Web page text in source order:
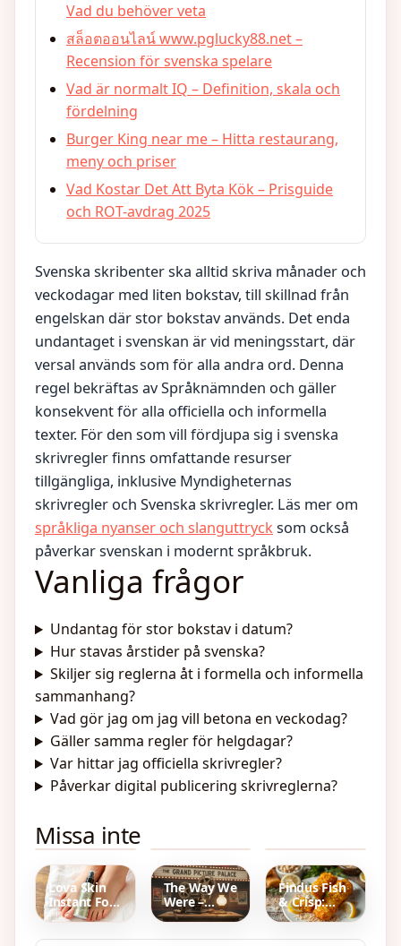
Vad du behöver veta
สล็อตออนไลน์ www.pglucky88.net –
Recension för svenska spelare
Vad är normalt IQ – Definition, skala och
fördelning
Burger King near me – Hitta restaurang,
meny och priser
Vad Kostar Det Att Byta Kök – Prisguide
och ROT-avdrag 2025
Svenska skribenter ska alltid skriva månader och
veckodagar med liten bokstav, till skillnad från
engelskan där stor bokstav används. Det enda
undantaget i svenskan är vid meningsstart, där
versal används som för alla andra ord. Denna
regel bekräftas av Språknämnden och gäller
konsekvent för alla officiella och informella
texter. För den som vill fördjupa sig i svenska
skrivregler finns omfattande resurser
tillgängliga, inklusive Myndigheternas
skrivregler och Svenska skrivregler. Läs mer om
språkliga nyanser och slanguttrycksom också
påverkar svenskan i modernt språkbruk.
Vanliga frågor
Undantag för stor bokstav i datum?
Hur stavas årstider på svenska?
Skiljer sig reglerna åt i formella och informella
sammanhang?
Vad gör jag om jag vill betona en veckodag?
Gäller samma regler för helgdagar?
Var hittar jag officiella skrivregler?
Påverkar digital publicering skrivreglerna?
Missa inte
make/maka
Patricia –
barn, cancer
och ROT-
avdrag 2025
Hög
anställning
Lova Skin
Instant Foot
Peeling:
The Way We
Were –
Filmklassiker
Findus Fish
& Crisp:
Fisk,